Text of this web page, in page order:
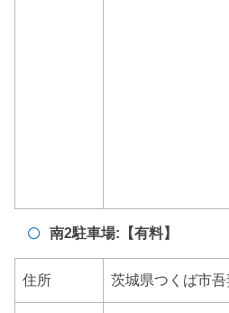
南2駐車場:【有料】
住所 茨城県つくば市